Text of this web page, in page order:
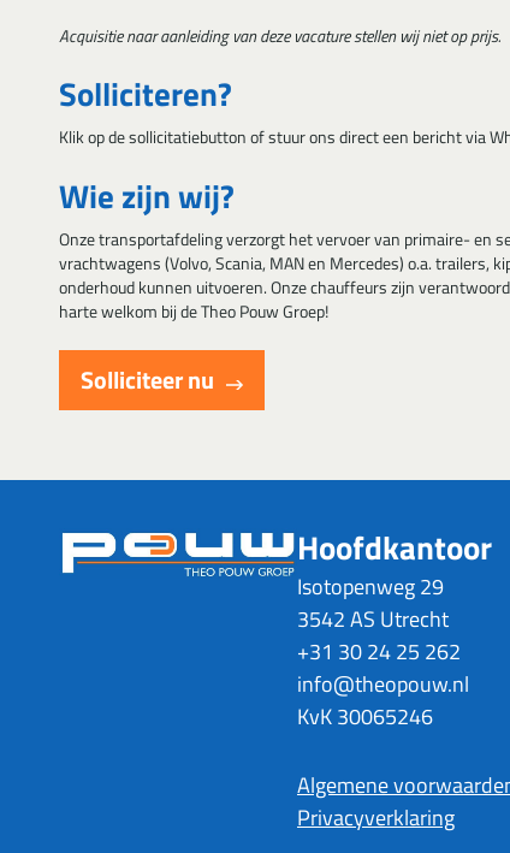
Acquisitie naar aanleiding van deze vacature stellen wij niet op prijs.
Solliciteren?
Klik op de sollicitatiebutton of stuur ons direct een bericht via
Wie zijn wij?
Onze transportafdeling verzorgt het vervoer van primaire- en
vrachtwagens (Volvo, Scania, MAN en Mercedes) o.a.
onderhoud kunnen uitvoeren. Onze chauffeurs zijn
harte welkom bij de Theo Pouw Groep!
Solliciteer nu
Hoofdkantoor
Isotopenweg 29
3542 AS Utrecht
+31 30 24 25 262
info@theopouw.nl
KvK 30065246
Algemene
Privacyverklaring